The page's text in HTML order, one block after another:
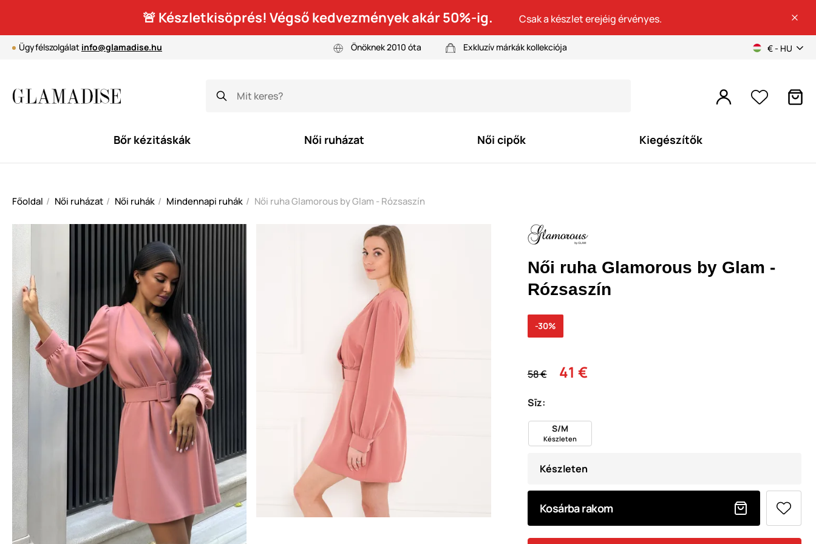
🚨 Készletkisöprés! Végső kedvezmények akár 50%-ig. Csak a készlet erejéig érvényes.
Ügyfélszolgálat info@glamadise.hu Önöknek 2010 óta Exkluzív márkák kollekciója € - HU
Bőr kézitáskák Női ruházat Női cipők Kiegészítők
Főoldal Női ruházat Női ruhák Mindennapi ruhák Női ruha Glamorous by Glam - Rózsaszín
Női ruha Glamorous by Glam -
Rózsaszín
58 € 41 €
-30%
Sīz:
S/M
Készleten
Készleten
Kosárba rakom